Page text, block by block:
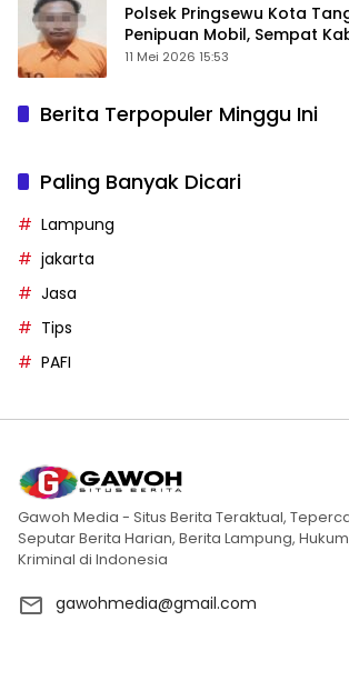
Polsek Pringsewu Kota
Penipuan Mobil, Sempat
11 Mei 2026 15:53
Berita Terpopuler Minggu Ini
Paling Banyak Dicari
Lampung
jakarta
Jasa
Tips
PAFI
Gawoh Media - Situs Berita Teraktual,
Seputar Berita Harian, Berita Lampung,
Kriminal di Indonesia
gawohmedia@gmail.com